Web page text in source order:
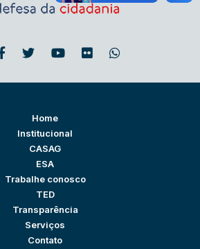
Home
Institucional
CASAG
ESA
Trabalhe conosco
TED
Transparência
Serviços
Contato